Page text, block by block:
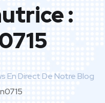
:
En Direct De Notre Blog